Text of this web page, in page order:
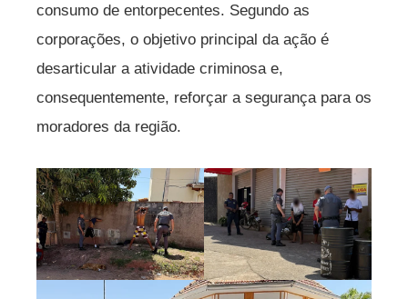
consumo de entorpecentes. Segundo as
corporações, o objetivo principal da ação é
desarticular a atividade criminosa e,
consequentemente, reforçar a segurança para os
moradores da região.